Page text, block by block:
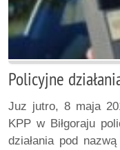
Policyjne
Juz jutro, 8 maja
KPP w Biłgoraju
działania pod